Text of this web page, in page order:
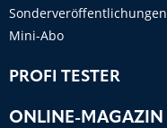
Sonderveröffentlichungen
Mini-Abo
PROFI TESTER
ONLINE-MAGAZIN